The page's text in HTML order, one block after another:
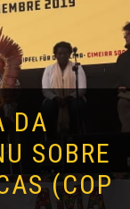
DA
SOBRE
(COP